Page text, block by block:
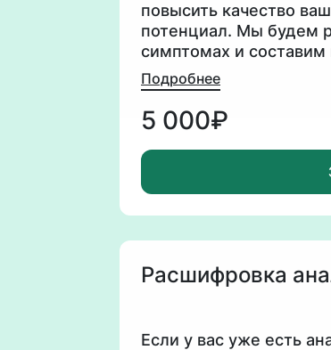
повысить качество
потенциал. Мы будем
симптомах и
здоровья. На основе
шаги для улучшения
Подробнее
5 000₽
Расшифровка
Если у вас уже есть